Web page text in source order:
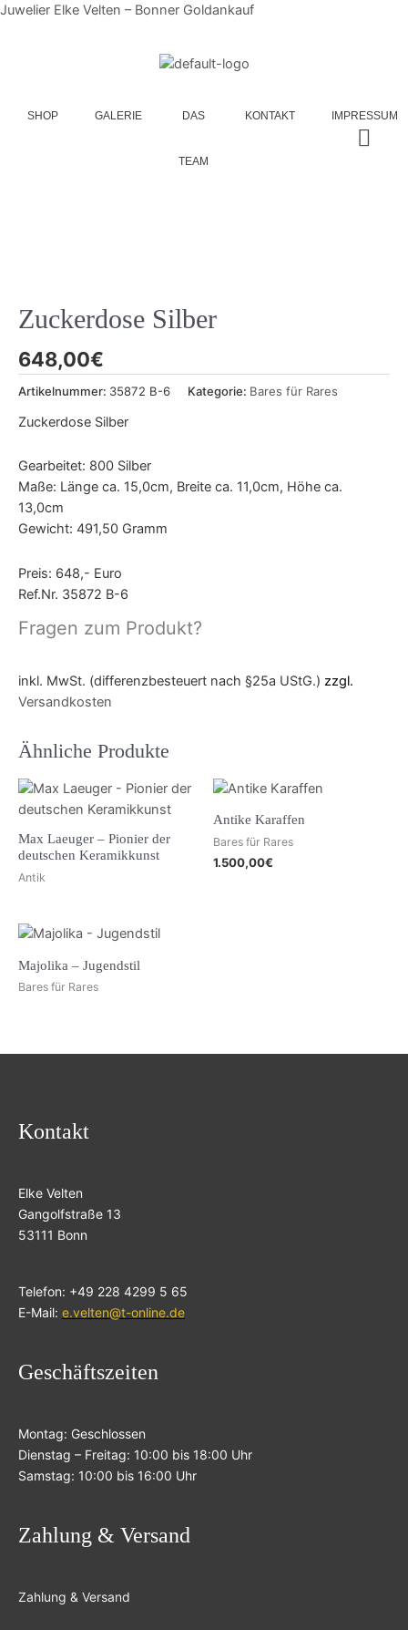
Juwelier Elke Velten – Bonner Goldankauf
SHOP GALERIE DAS
TEAM
KONTAKT IMPRESSUM
Zuckerdose Silber
648,00€
Artikelnummer: 35872 B-6 Kategorie: Bares für Rares
Zuckerdose Silber
Gearbeitet: 800 Silber
Maße: Länge ca. 15,0cm, Breite ca. 11,0cm, Höhe ca.
13,0cm
Gewicht: 491,50 Gramm
Preis: 648,- Euro
Ref.Nr. 35872 B-6
Fragen zum Produkt?
inkl. MwSt. (differenzbesteuert nach §25a UStG.) zzgl.
Versandkosten
Ähnliche Produkte
Max Laeuger – Pionier der
deutschen Keramikkunst
Antik
Antike Karaffen
Bares für Rares
1.500,00€
Majolika – Jugendstil
Bares für Rares
Kontakt
Elke Velten
Gangolfstraße 13
53111 Bonn
Telefon: +49 228 4299 5 65
E-Mail: e.velten@t-online.de
Geschäftszeiten
Montag: Geschlossen
Dienstag – Freitag: 10:00 bis 18:00 Uhr
Samstag: 10:00 bis 16:00 Uhr
Zahlung & Versand
Zahlung & Versand